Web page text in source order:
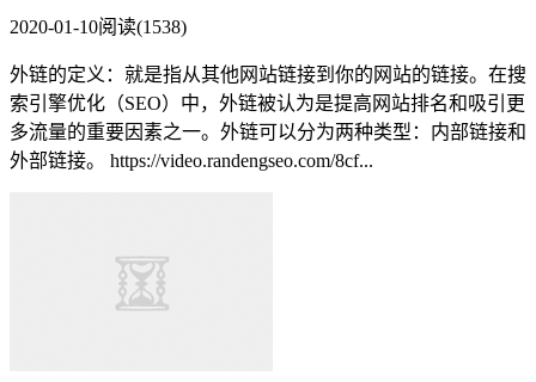
2020-01-10阅读(1538)
外链的定义：就是指从其他网站链接到你的网站的链接。在搜
索引擎优化（SEO）中，外链被认为是提高网站排名和吸引更
多流量的重要因素之一。外链可以分为两种类型：内部链接和
外部链接。 https://video.randengseo.com/8cf...